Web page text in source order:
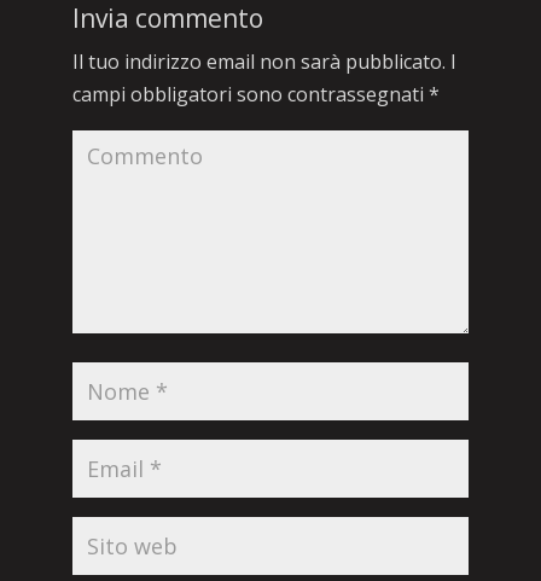
Invia commento
Il tuo indirizzo email non sarà pubblicato. I
campi obbligatori sono contrassegnati *